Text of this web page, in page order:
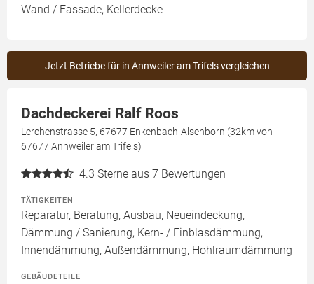
Wand / Fassade, Kellerdecke
Jetzt Betriebe für in Annweiler am Trifels vergleichen
Dachdeckerei Ralf Roos
Lerchenstrasse 5, 67677 Enkenbach-Alsenborn (32km von
67677 Annweiler am Trifels)
4.3 Sterne aus 7 Bewertungen
TÄTIGKEITEN
Reparatur, Beratung, Ausbau, Neueindeckung,
Dämmung / Sanierung, Kern- / Einblasdämmung,
Innendämmung, Außendämmung, Hohlraumdämmung
GEBÄUDETEILE